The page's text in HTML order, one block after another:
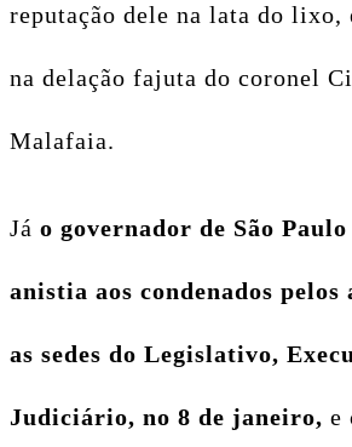
reputação dele na lata do lixo,
na delação fajuta do coronel
Malafaia.
Já o governador de São Paulo
anistia aos condenados pelos
as sedes do Legislativo,
Judiciário, no 8 de janeiro, e